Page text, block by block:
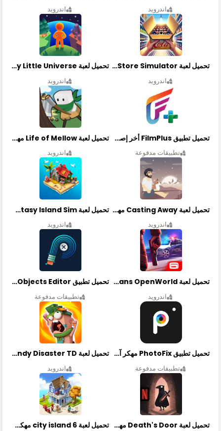
اندرويد اندرويد
تحميل لعبة Retail Store Simulator مهكرة اخر اصدار
اندرويد
تحميل لعبة My Little Universe مهكرة أخر إصدار
اندرويد
تحميل تطبيق FilmPlus أخر إصدار
تطبيقات مدفوعة
تحميل لعبة Life of Mellow مهكرة أخر إصدار
اندرويد
تحميل لعبة Casting Away مهكرة أخر إصدار
اندرويد
تحميل لعبة Fantasy Island Sim مهكرة أخر إصدار
اندرويد
تحميل لعبة Gangstar New Orleans OpenWorld مهكرة أخر إصدار
اندرويد
تحميل تطبيق Retouch Remove Objects Editor مهكرة اخر إصدار
تطبيقات مدفوعة
تحميل تطبيق PhotoFix مهكر آخر إصدار
تطبيقات مدفوعة
تحميل لعبة Candy Disaster TD مهكرة اخر إصدار
اندرويد
تحميل لعبة Death's Door مهكرة أخر إصدار تحميل لعبة city island 6 مهكرة أخر إصدار